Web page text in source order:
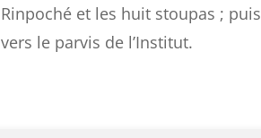
Rinpoché et les huit stoupas ;
vers le parvis de l’Institut.